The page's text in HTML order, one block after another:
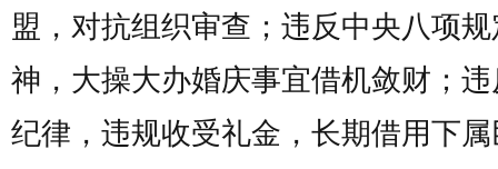
盟，对抗组织审查；违反中央八项
神，大操大办婚庆事宜借机敛财；
纪律，违规收受礼金，长期借用下